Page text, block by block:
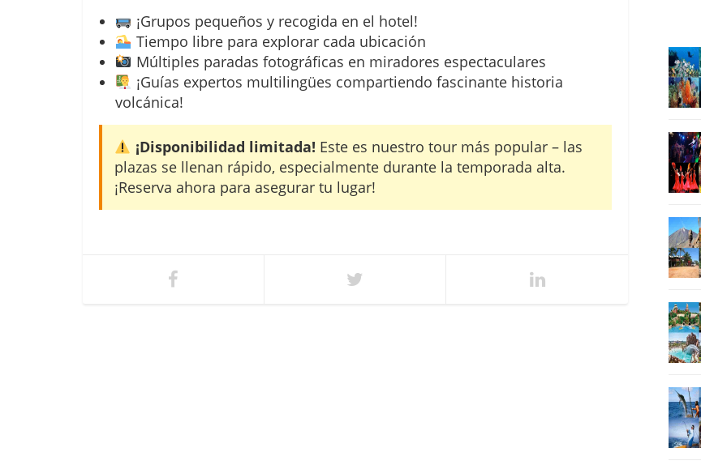
¡Grupos pequeños y recogida en el hotel!
Tiempo libre para explorar cada ubicación
Múltiples paradas fotográficas en miradores espectaculares
¡Guías expertos multilingües compartiendo fascinante historia
volcánica!
¡Disponibilidad limitada! Este es nuestro tour más popular – las
plazas se llenan rápido, especialmente durante la temporada alta.
¡Reserva ahora para asegurar tu lugar!